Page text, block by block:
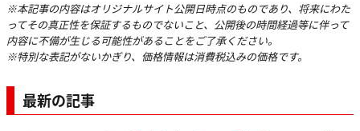
※本記事の内容はオリジナルサイト公開日時点のものであり、将来にわた
ってその真正性を保証するものでないこと、公開後の時間経過等に伴って
内容に不備が生じる可能性があることをご了承ください。
※特別な表記がないかぎり、価格情報は消費税込みの価格です。
最新の記事